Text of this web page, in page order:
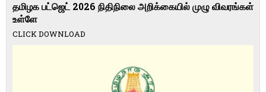
தமிழக பட்ஜெட் 2026 நிதிநிலை அறிக்கையில் முழு விவரங்கள்
உள்ளே
CLICK DOWNLOAD